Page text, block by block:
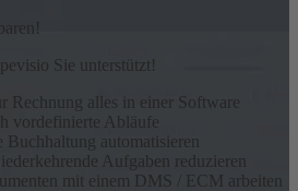
Sie unterstützt!
Rechnung alles in einer Software
vordefinierte Abläufe
Buchhaltung automatisieren
Aufgaben reduzieren
mit einem DMS / ECM arbeiten